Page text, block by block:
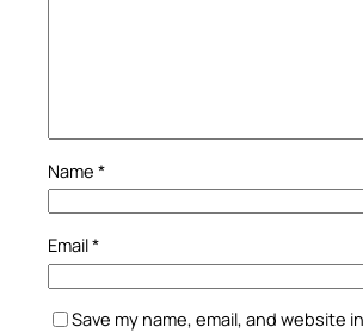
Name *
Email*
Save my name, email, and website